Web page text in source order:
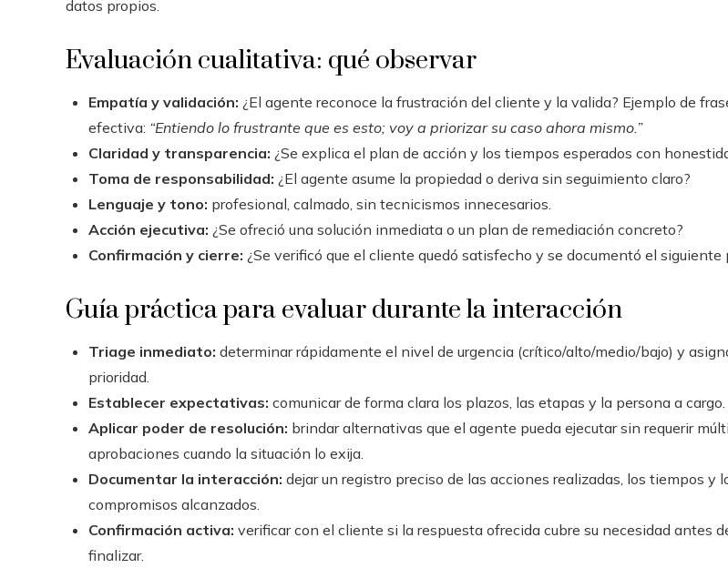
datos propios.
Evaluación cualitativa: qué observar
Empatía y validación: ¿El agente reconoce la frustración del cliente y la valida? Ejemplo de
efectiva: “Entiendo lo frustrante que es esto; voy a priorizar su caso ahora mismo.”
Claridad y transparencia: ¿Se explica el plan de acción y los tiempos esperados con
Toma de responsabilidad: ¿El agente asume la propiedad o deriva sin seguimiento claro?
Lenguaje y tono: profesional, calmado, sin tecnicismos innecesarios.
Acción ejecutiva: ¿Se ofreció una solución inmediata o un plan de remediación concreto?
Confirmación y cierre: ¿Se verificó que el cliente quedó satisfecho y se documentó el siguiente
Guía práctica para evaluar durante la interacción
Triage inmediato: determinar rápidamente el nivel de urgencia (crítico/alto/medio/bajo) y
prioridad.
Establecer expectativas: comunicar de forma clara los plazos, las etapas y la persona a cargo.
Aplicar poder de resolución: brindar alternativas que el agente pueda ejecutar sin requerir
aprobaciones cuando la situación lo exija.
Documentar la interacción: dejar un registro preciso de las acciones realizadas, los tiempos y
compromisos alcanzados.
Confirmación activa: verificar con el cliente si la respuesta ofrecida cubre su necesidad antes
finalizar.